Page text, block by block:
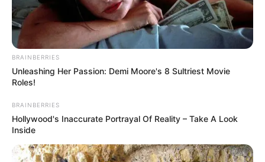
Threads:@heriss_dirgantara
Instagram: @heriss_dirgantara
TikTok:@heriss_skuyy
YouTube: Heriss SkuyyOfficial
Tinggi, Berat & Penampilan Fisik
Tinggi: – cm
Berat: – kg
BRAINBERRIES
Unleashing Her Passion: Demi Moore's 8 Sultriest Movie
Roles!
BRAINBERRIES
Hollywood's Inaccurate Portrayal Of Reality – Take A Look
Inside